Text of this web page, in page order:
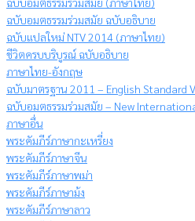
ฉบับอมตธรรมร่วมสมัย ฉบับอธิบาย
ฉบับแปลใหม่ NTV 2014 (ภาษาไทย)
ชีวิตครบบริบูรณ์ ฉบับอธิบาย
ภาษาไทย-อังกฤษ
ฉบับมาตรฐาน 2011 – English Standard
ฉบับอมตธรรมร่วมสมัย – New
ภาษาอื่น
พระคัมภีร์ภาษากะเหรี่ยง
พระคัมภีร์ภาษาจีน
พระคัมภีร์ภาษาพม่า
พระคัมภีร์ภาษาม้ง
พระคัมภีร์ภาษาลาว